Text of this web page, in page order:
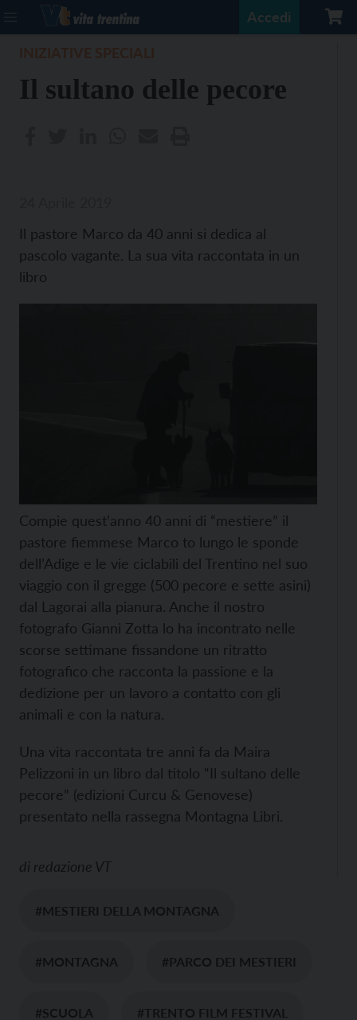
Accedi
Il sultano delle pecore
Il pastore Marco da 40 anni si dedica al
pascolo vagante. La sua vita raccontata in un
libro
Compie quest’anno 40 anni di “mestiere” il
pastore fiemmese Marco to lungo le sponde
dell’Adige e le vie ciclabili del Trentino nel suo
viaggio con il gregge (500 pecore e sette asini)
dal Lagorai alla pianura. Anche il nostro
fotografo Gianni Zotta lo ha incontrato nelle
scorse settimane fissandone un ritratto
fotografico che racconta la passione e la
dedizione per un lavoro a contatto con gli
animali e con la natura.
Una vita raccontata tre anni fa da Maira
Pelizzoni in un libro dal titolo “Il sultano delle
pecore” (edizioni Curcu & Genovese)
presentato nella rassegna Montagna Libri.
di redazione VT
#MESTIERI DELLA MONTAGNA
#MONTAGNA #PARCO DEI MESTIERI
#SCUOLA #TRENTO FILM FESTIVAL